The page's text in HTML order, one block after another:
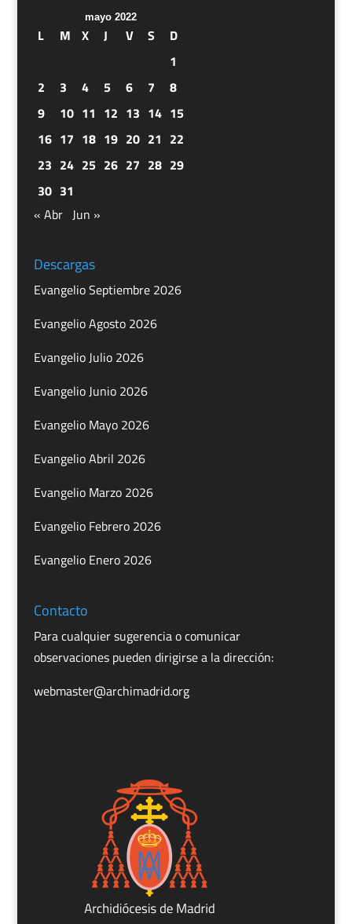
mayo 2022
L M X J V S
D
1
2
3 4 5 6 7
8
9
10 11 12 13 14 15
16 17 18 19 20 21 22
23 24 25 26 27 28 29
30 31
« Abr Jun »
Descargas
Evangelio Septiembre 2026
Evangelio Agosto 2026
Evangelio Julio 2026
Evangelio Junio 2026
Evangelio Mayo 2026
Evangelio Abril 2026
Evangelio Marzo 2026
Evangelio Febrero 2026
Evangelio Enero 2026
Contacto
Para cualquier sugerencia o comunicar
observaciones pueden dirigirse a la dirección:
webmaster@archimadrid.org